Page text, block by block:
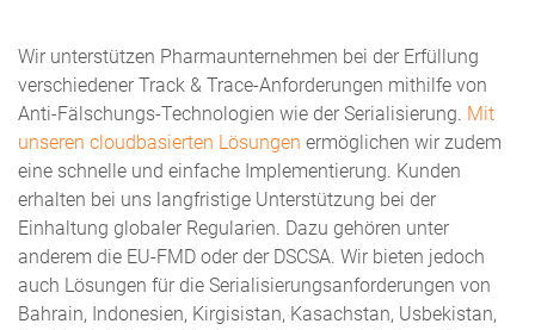
Wir unterstützen Pharmaunternehmen bei der Erfüllung
verschiedener Track & Trace-Anforderungen mithilfe von
Anti-Fälschungs-Technologien wie der Serialisierung. Mit
unseren cloudbasierten Lösungen ermöglichen wir zudem
eine schnelle und einfache Implementierung. Kunden
erhalten bei uns langfristige Unterstützung bei der
Einhaltung globaler Regularien. Dazu gehören unter
anderem die EU-FMD oder der DSCSA. Wir bieten jedoch
auch Lösungen für die Serialisierungsanforderungen von
Bahrain, Indonesien, Kirgisistan, Kasachstan, Usbekistan,